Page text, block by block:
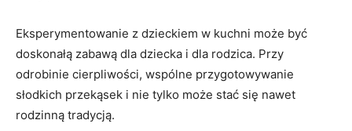
Eksperymentowanie z dzieckiem w kuchni może być
doskonałą zabawą dla dziecka i dla rodzica. Przy
odrobinie cierpliwości, wspólne przygotowywanie
słodkich przekąsek i nie tylko może stać się nawet
rodzinną tradycją.